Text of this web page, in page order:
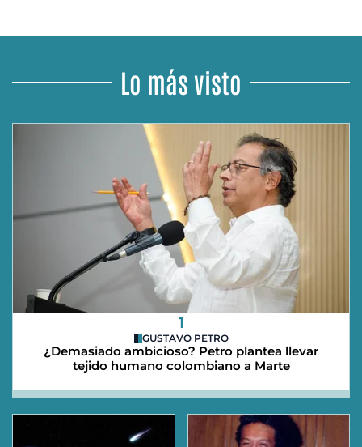
Lo más visto
1
GUSTAVO PETRO
¿Demasiado ambicioso? Petro plantea llevar
tejido humano colombiano a Marte